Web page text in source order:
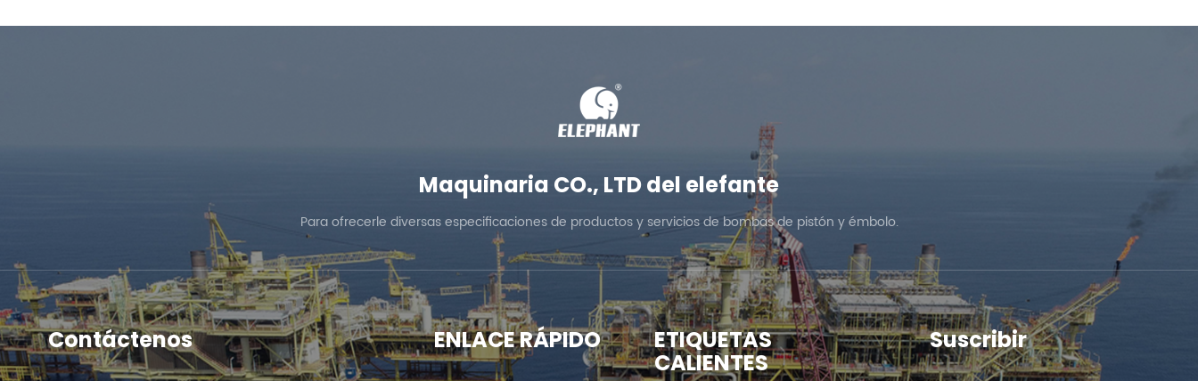
Maquinaria CO., LTD del elefante
Para ofrecerle diversas especificaciones de productos y servicios de bombas de pistón y émbolo.
Contáctenos ENLACE RÁPIDO ETIQUETAS
CALIENTES
Suscribir